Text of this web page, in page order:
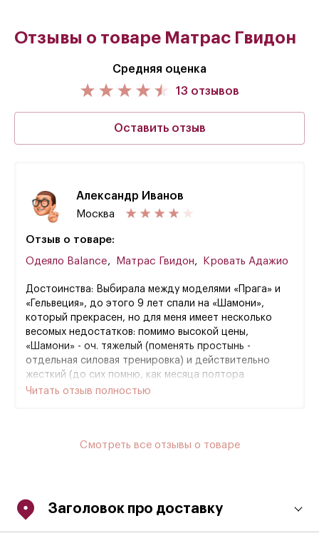
Отзывы о товаре Матрас Гвидон
Средняя оценка
13 отзывов
Оставить отзыв
Александр Иванов
Москва
Отзыв о товаре:
Одеяло Balance, Матрас Гвидон, Кровать Адажио
Достоинства: Выбирала между моделями «Прага» и
«Гельвеция», до этого 9 лет спали на «Шамони»,
который прекрасен, но для меня имеет несколько
весомых недостатков: помимо высокой цены,
«Шамони» - оч. тяжелый (поменять простынь -
отдельная силовая тренировка) и действительно
жесткий (до сих помню, как месяца полтора
«привыкала» спина, долго до того, что думали
высокой. «Шамони» высотой 26
Читать отзыв полностью
Смотреть все отзывы о товаре
Заголовок про доставку